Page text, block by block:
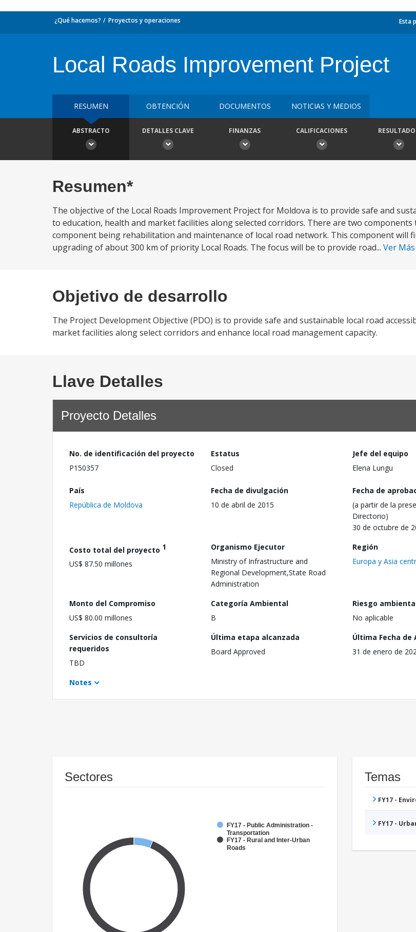
¿Qué hacemos? Proyectos y operaciones Esta
Local Roads Improvement Project
RESUMEN OBTENCIÓN DOCUMENTOS NOTICIAS Y MEDIOS
ABSTRACTO DETALLES CLAVE FINANZAS CALIFICACIONES
Resumen*
The objective of the Local Roads Improvement Project for Moldova is to provide safe and
to education, health and market facilities along selected corridors. There are two
component being rehabilitation and maintenance of local road network. This component will
upgrading of about 300 km of priority Local Roads. The focus will be to provide road... Ver Más
Objetivo de desarrollo
The Project Development Objective (PDO) is to provide safe and sustainable local road
market facilities along select corridors and enhance local road management capacity.
Llave Detalles
Proyecto Detalles
No. de identificación del proyecto
P150357
Estatus
Closed
Jefe del equipo
Elena Lungu
País
República de Moldova
Fecha de divulgación
10 de abril de 2015
Fecha de
(a partir de la
Directorio)
30 de octubre de
Costo total del proyecto 1
US$ 87.50 millones
Organismo Ejecutor
Ministry of Infrastructure and
Regional Development,State Road
Administration
Región
Europa y Asia
Monto del Compromiso
US$ 80.00 millones
Categoría Ambiental
B
Riesgo
No aplicable
Servicios de consultoría
requeridos
TBD
Última etapa alcanzada
Board Approved
Última Fecha de
31 de enero de
Notes
Sectores
FY17 - Public Administration -
Transportation
FY17 - Rural and Inter-Urban
Roads
Temas
FY17 -
FY17 -